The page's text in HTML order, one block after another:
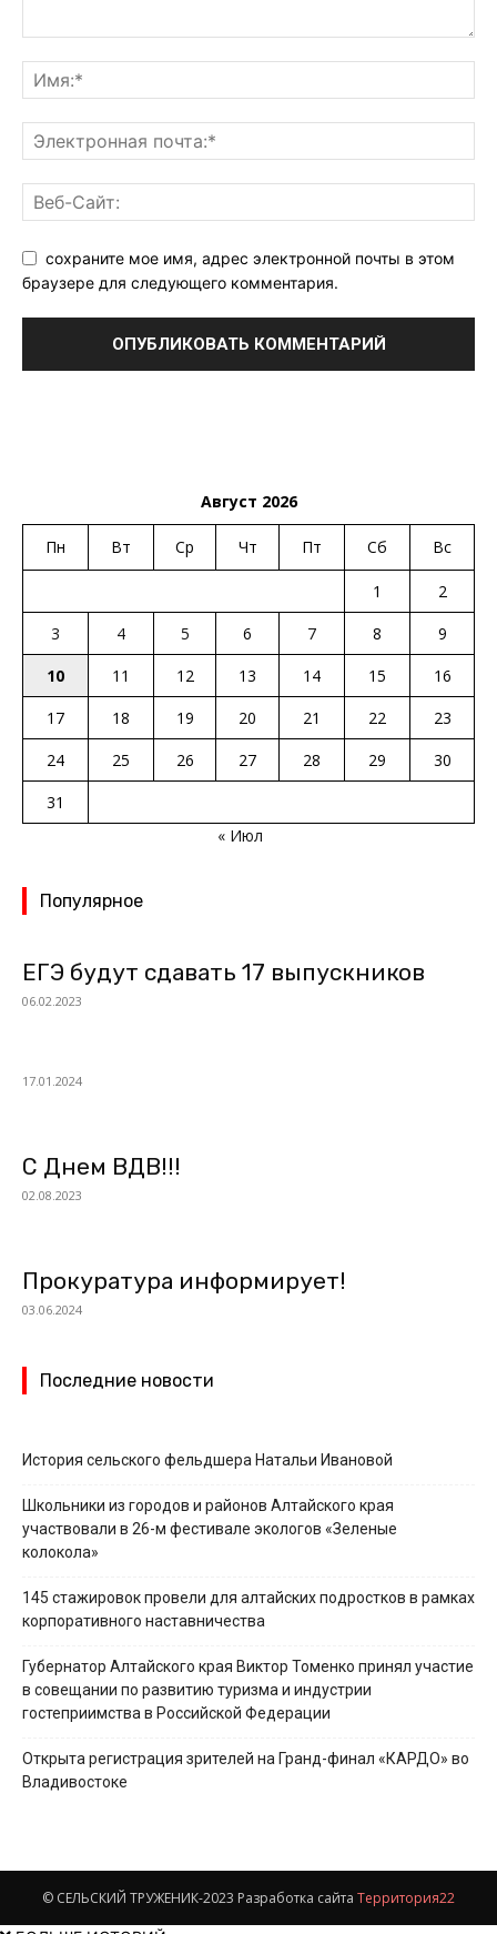
сохраните мое имя, адрес электронной почты в этом
браузере для следующего комментария.
Август 2026
Пн Вт Ср Чт Пт Сб Вс
1
2
3
4 5 6 7 8
9
10
11 12 13 14 15
16
17
18 19 20 21 22
23
24
25 26 27 28 29
30
31
« Июл
Популярное
ЕГЭ будут сдавать 17 выпускников
06.02.2023
17.01.2024
С Днем ВДВ!!!
02.08.2023
Прокуратура информирует!
03.06.2024
Последние новости
История сельского фельдшера Натальи Ивановой
Школьники из городов и районов Алтайского края
участвовали в 26-м фестивале экологов «Зеленые
колокола»
145 стажировок провели для алтайских подростков в рамках
корпоративного наставничества
Губернатор Алтайского края Виктор Томенко принял участие
в совещании по развитию туризма и индустрии
гостеприимства в Российской Федерации
Открыта регистрация зрителей на Гранд-финал «КАРДО» во
Владивостоке
© СЕЛЬСКИЙ ТРУЖЕНИК-2023 Разработка сайта Территория22